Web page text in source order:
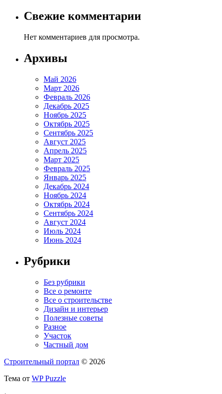
Свежие комментарии
Нет комментариев для просмотра.
Архивы
Май 2026
Март 2026
Февраль 2026
Декабрь 2025
Ноябрь 2025
Октябрь 2025
Сентябрь 2025
Август 2025
Апрель 2025
Март 2025
Февраль 2025
Январь 2025
Декабрь 2024
Ноябрь 2024
Октябрь 2024
Сентябрь 2024
Август 2024
Июль 2024
Июнь 2024
Рубрики
Без рубрики
Все о ремонте
Все о строительстве
Дизайн и интерьер
Полезные советы
Разное
Участок
Частный дом
Строительный портал © 2026
Тема от WP Puzzle